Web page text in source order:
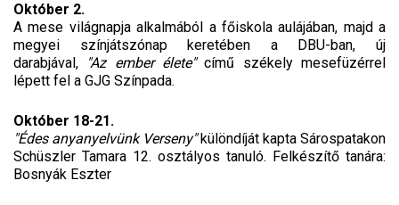
Október 2.
A mese világnapja alkalmából a főiskola aulájában, majd a
megyei színjátszónap keretében a DBU-ban, új
darabjával,
"Az ember élete"című székely mesefüzérrel
lépett fel a GJG Színpada.
Október 18-21.
"Édes anyanyelvünk Verseny"különdíját kapta Sárospatakon
Schüszler Tamara 12. osztályos tanuló. Felkészítő tanára:
Bosnyák Eszter